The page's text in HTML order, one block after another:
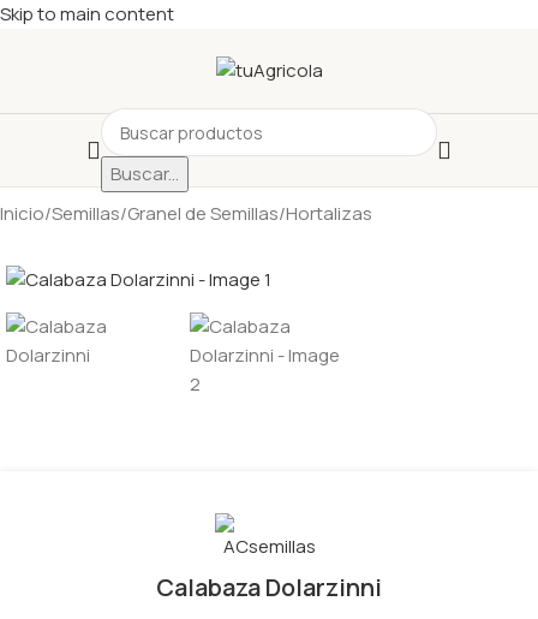
Skip to main content
Buscar...
Inicio/Semillas/Granel de Semillas/Hortalizas
Calabaza Dolarzinni